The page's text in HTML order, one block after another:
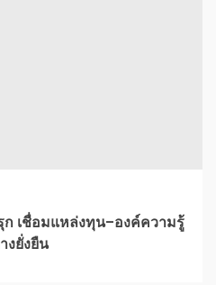
รุก เชื่อมแหล่งทุน–องค์ความรู้
งยั่งยืน